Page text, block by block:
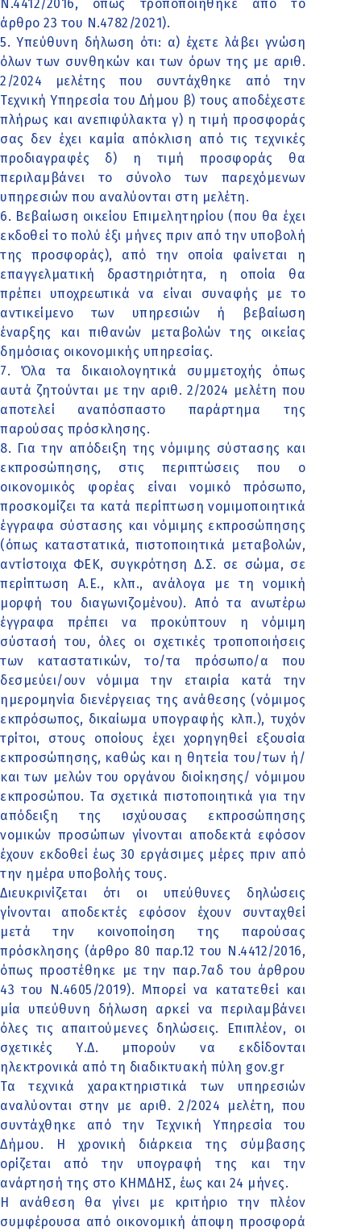
Ν.4412/2016, όπως τροποποιήθηκε από το
άρθρο 23 του Ν.4782/2021).
5. Υπεύθυνη δήλωση ότι: α) έχετε λάβει γνώση
όλων των συνθηκών και των όρων της με αριθ.
2/2024 μελέτης που συντάχθηκε από την
Τεχνική Υπηρεσία του Δήμου β) τους αποδέχεστε
πλήρως και ανεπιφύλακτα γ) η τιμή προσφοράς
σας δεν έχει καμία απόκλιση από τις τεχνικές
προδιαγραφές δ) η τιμή προσφοράς θα
περιλαμβάνει το σύνολο των παρεχόμενων
υπηρεσιών που αναλύονται στη μελέτη.
6. Βεβαίωση οικείου Επιμελητηρίου (που θα έχει
εκδοθεί το πολύ έξι μήνες πριν από την υποβολή
της προσφοράς), από την οποία φαίνεται η
επαγγελματική δραστηριότητα, η οποία θα
πρέπει υποχρεωτικά να είναι συναφής με το
αντικείμενο των υπηρεσιών ή βεβαίωση
έναρξης και πιθανών μεταβολών της οικείας
δημόσιας οικονομικής υπηρεσίας.
7. Όλα τα δικαιολογητικά συμμετοχής όπως
αυτά ζητούνται με την αριθ. 2/2024 μελέτη που
αποτελεί αναπόσπαστο παράρτημα της
παρούσας πρόσκλησης.
8. Για την απόδειξη της νόμιμης σύστασης και
εκπροσώπησης, στις περιπτώσεις που ο
οικονομικός φορέας είναι νομικό πρόσωπο,
προσκομίζει τα κατά περίπτωση νομιμοποιητικά
έγγραφα σύστασης και νόμιμης εκπροσώπησης
(όπως καταστατικά, πιστοποιητικά μεταβολών,
αντίστοιχα ΦΕΚ, συγκρότηση Δ.Σ. σε σώμα, σε
περίπτωση Α.Ε., κλπ., ανάλογα με τη νομική
μορφή του διαγωνιζομένου). Από τα ανωτέρω
έγγραφα πρέπει να προκύπτουν η νόμιμη
σύστασή του, όλες οι σχετικές τροποποιήσεις
των καταστατικών, το/τα πρόσωπο/α που
δεσμεύει/ουν νόμιμα την εταιρία κατά την
ημερομηνία διενέργειας της ανάθεσης (νόμιμος
εκπρόσωπος, δικαίωμα υπογραφής κλπ.), τυχόν
τρίτοι, στους οποίους έχει χορηγηθεί εξουσία
εκπροσώπησης, καθώς και η θητεία του/των ή/
και των μελών του οργάνου διοίκησης/ νόμιμου
εκπροσώπου. Τα σχετικά πιστοποιητικά για την
απόδειξη της ισχύουσας εκπροσώπησης
νομικών προσώπων γίνονται αποδεκτά εφόσον
έχουν εκδοθεί έως 30 εργάσιμες μέρες πριν από
την ημέρα υποβολής τους.
Διευκρινίζεται ότι οι υπεύθυνες δηλώσεις
γίνονται αποδεκτές εφόσον έχουν συνταχθεί
μετά την κοινοποίηση της παρούσας
πρόσκλησης (άρθρο 80 παρ.12 του Ν.4412/2016,
όπως προστέθηκε με την παρ.7αδ του άρθρου
43 του Ν.4605/2019). Μπορεί να κατατεθεί και
μία υπεύθυνη δήλωση αρκεί να περιλαμβάνει
όλες τις απαιτούμενες δηλώσεις. Επιπλέον, οι
σχετικές Υ.Δ. μπορούν να εκδίδονται
ηλεκτρονικά από τη διαδικτυακή πύλη gov.gr
Τα τεχνικά χαρακτηριστικά των υπηρεσιών
αναλύονται στην με αριθ. 2/2024 μελέτη, που
συντάχθηκε από την Τεχνική Υπηρεσία του
Δήμου. Η χρονική διάρκεια της σύμβασης
ορίζεται από την υπογραφή της και την
ανάρτησή της στο ΚΗΜΔΗΣ, έως και 24 μήνες.
Η ανάθεση θα γίνει με κριτήριο την πλέον
συμφέρουσα από οικονομική άποψη προσφορά